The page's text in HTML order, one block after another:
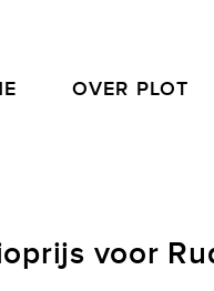
OVER PLOT
voor